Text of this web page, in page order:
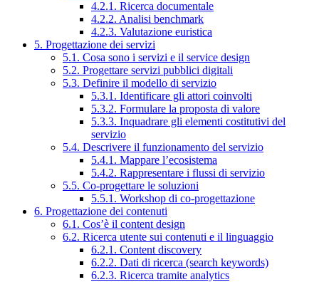
4.2.1. Ricerca documentale
4.2.2. Analisi benchmark
4.2.3. Valutazione euristica
5. Progettazione dei servizi
5.1. Cosa sono i servizi e il service design
5.2. Progettare servizi pubblici digitali
5.3. Definire il modello di servizio
5.3.1. Identificare gli attori coinvolti
5.3.2. Formulare la proposta di valore
5.3.3. Inquadrare gli elementi costitutivi del
servizio
5.4. Descrivere il funzionamento del servizio
5.4.1. Mappare l’ecosistema
5.4.2. Rappresentare i flussi di servizio
5.5. Co-progettare le soluzioni
5.5.1. Workshop di co-progettazione
6. Progettazione dei contenuti
6.1. Cos’è il content design
6.2. Ricerca utente sui contenuti e il linguaggio
6.2.1. Content discovery
6.2.2. Dati di ricerca (search keywords)
6.2.3. Ricerca tramite analytics